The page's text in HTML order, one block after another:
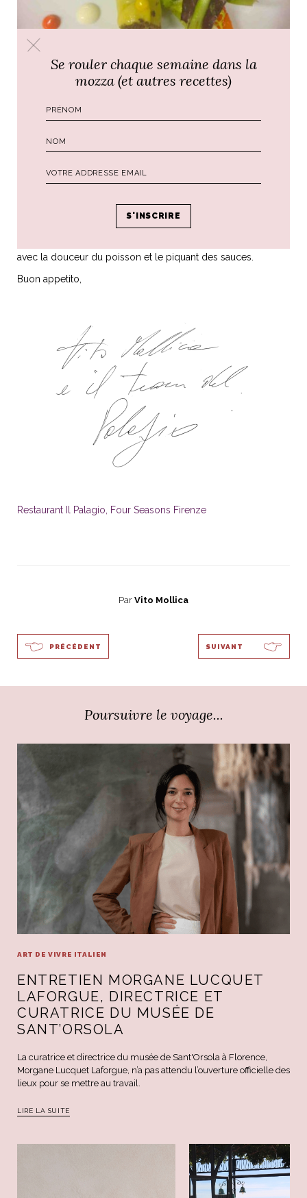
Walter Meccia, notre sommelier, a choisi pour accompagner
Mechant – Anjou Blanc ». C’est un vin herbé au nez,
légèrement résineux avec des notes méditerranéennes qui
avec la douceur du poisson et le piquant des sauces.
Buon appetito,
Restaurant Il Palagio, Four Seasons Firenze
Par Vito Mollica
PRÉCÉDENT SUIVANT
Poursuivre le voyage...
ART DE VIVRE ITALIEN
ENTRETIEN MORGANE LUCQUET
LAFORGUE, DIRECTRICE ET
CURATRICE DU MUSÉE DE
SANT’ORSOLA
La curatrice et directrice du musée de Sant'Orsola à Florence,
Morgane Lucquet Laforgue, n’a pas attendu l’ouverture officielle des
lieux pour se mettre au travail.
LIRE LA SUITE
Se rouler chaque semaine dans la
mozza (et autres recettes)